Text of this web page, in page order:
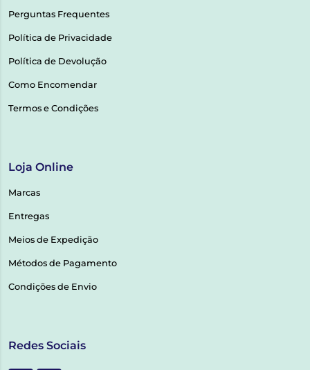
Perguntas Frequentes
Política de Privacidade
Política de Devolução
Como Encomendar
Termos e Condições
Loja Online
Marcas
Entregas
Meios de Expedição
Métodos de Pagamento
Condições de Envio
Redes Sociais